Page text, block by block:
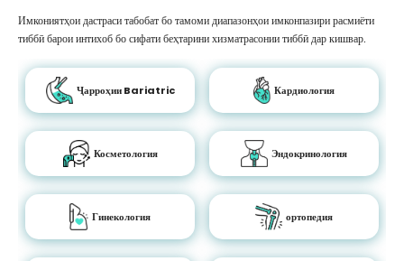
Имкониятҳои дастраси табобат бо тамоми диапазонҳои имконпазири расмиёти
тиббӣ барои интихоб бо сифати беҳтарини хизматрасонии тиббӣ дар кишвар.
Ҷарроҳии Bariatric Кардиология
Косметология Эндокринология
Гинекология ортопедия